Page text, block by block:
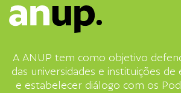
A ANUP tem como objetivo
das universidades e instituições
e estabelecer diálogo com os